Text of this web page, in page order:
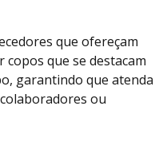
que ofereçam
que se destacam
garantindo que atenda
ou